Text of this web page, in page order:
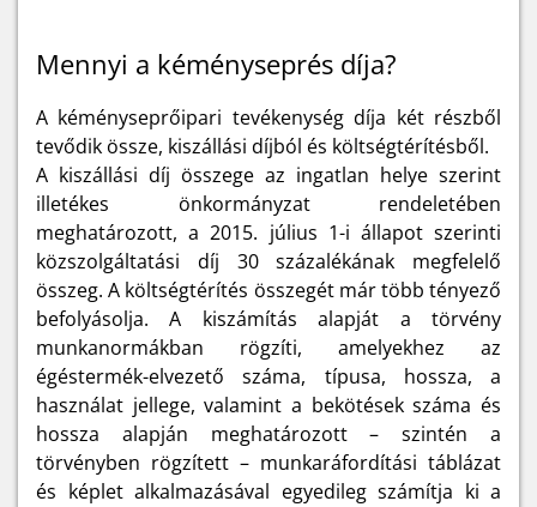
Mennyi a kéményseprés díja?
A kéményseprőipari tevékenység díja két részből
tevődik össze, kiszállási díjból és költségtérítésből.
A kiszállási díj összege az ingatlan helye szerint
illetékes önkormányzat rendeletében
meghatározott, a 2015. július 1-i állapot szerinti
közszolgáltatási díj 30 százalékának megfelelő
összeg. A költségtérítés összegét már több tényező
befolyásolja. A kiszámítás alapját a törvény
munkanormákban rögzíti, amelyekhez az
égéstermék-elvezető száma, típusa, hossza, a
használat jellege, valamint a bekötések száma és
hossza alapján meghatározott – szintén a
törvényben rögzített – munkaráfordítási táblázat
és képlet alkalmazásával egyedileg számítja ki a